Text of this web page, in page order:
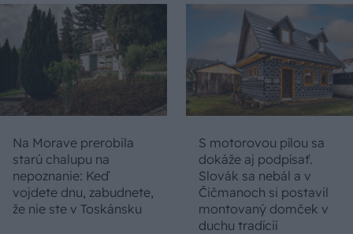
Na Morave prerobila
starú chalupu na
nepoznanie: Keď
vojdete dnu, zabudnete,
že nie ste v Toskánsku
S motorovou pílou sa
dokáže aj podpísať.
Slovák sa nebál a v
Čičmanoch si postavil
montovaný domček v
duchu tradícií